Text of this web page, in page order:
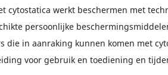
cytostatica werkt beschermen met
persoonlijke
die in aanraking kunnen komen met
voor gebruik en toediening en